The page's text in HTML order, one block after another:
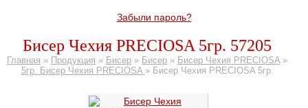
Забыли пароль?
Бисер Чехия PRECIOSA 5гр. 57205
Главная » Продукция » Бисер » Бисер » Бисер Чехия PRECIOSA»
5гр. Бисер Чехия PRECIOSA » Бисер Чехия PRECIOSA 5гр.